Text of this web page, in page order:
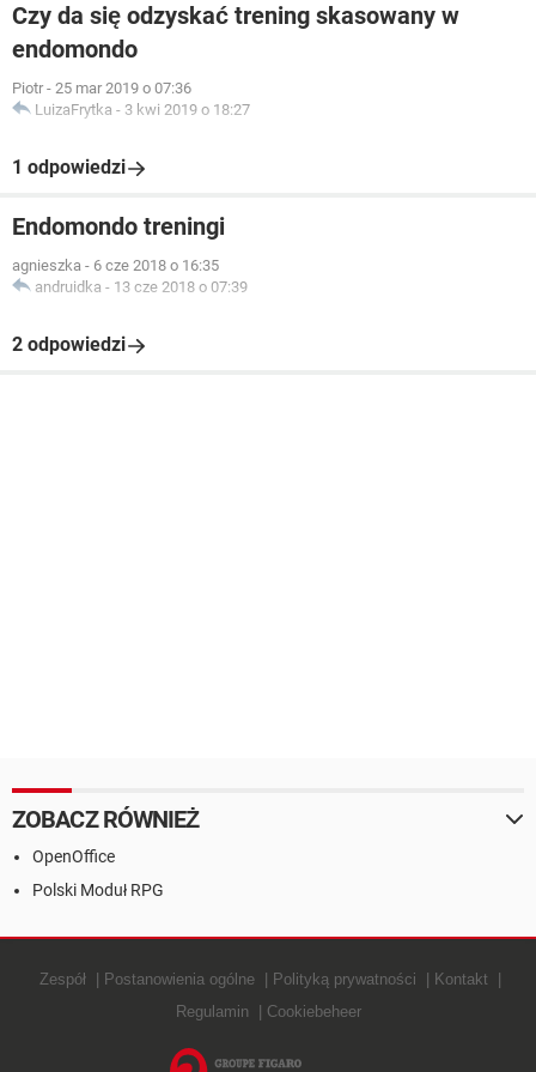
Czy da się odzyskać trening skasowany w
endomondo
Piotr - 25 mar 2019 o 07:36
LuizaFrytka - 3 kwi 2019 o 18:27
1 odpowiedzi
Endomondo treningi
agnieszka - 6 cze 2018 o 16:35
andruidka - 13 cze 2018 o 07:39
2 odpowiedzi
ZOBACZ RÓWNIEŻ
OpenOffice
Polski Moduł RPG
Zespół Postanowienia ogólne Polityką prywatności
Kontakt
Regulamin
Cookiebeheer